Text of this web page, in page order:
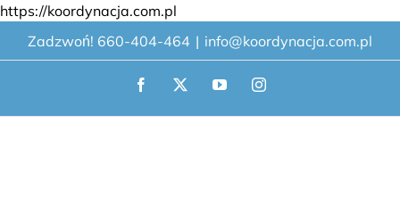
https://koordynacja.com.pl
do
zawartości
Zadzwoń! 660-404-464 | info@koordynacja.com.pl
Facebook
X YouTubeInstagram